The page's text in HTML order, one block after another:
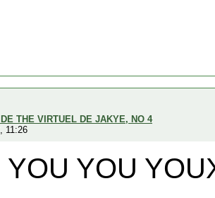
THE VIRTUEL DE JAKYE, NO 4
11:26
YOU YOU